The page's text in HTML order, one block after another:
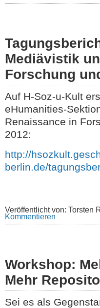
Mediävistik
Forschung
Auf H-Soz-u-Kult
eHumanities-
Renaissance in
2012:
http://
berlin.de/
Veröffentlicht von: Torsten
Kommentieren
Workshop:
Mehr
Sei es als